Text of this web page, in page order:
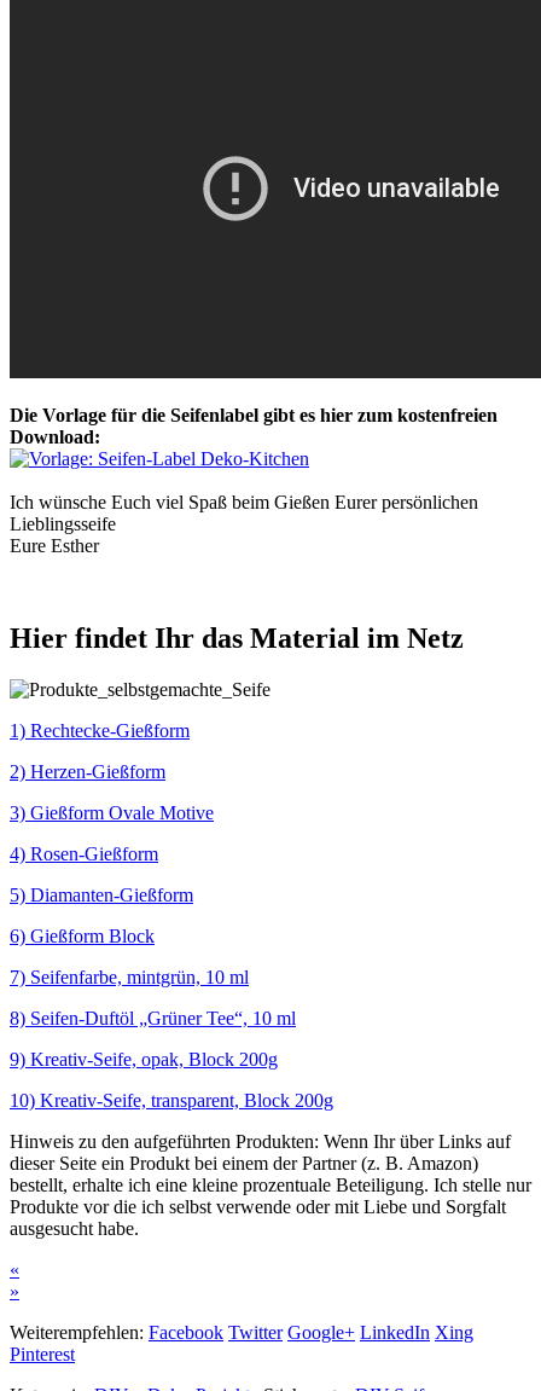
Die Vorlage für die Seifenlabel gibt es hier zum kostenfreien
Download:
Ich wünsche Euch viel Spaß beim Gießen Eurer persönlichen
Lieblingsseife
Eure Esther
Hier findet Ihr das Material im Netz
1) Rechtecke-Gießform
2) Herzen-Gießform
3) Gießform Ovale Motive
4) Rosen-Gießform
5) Diamanten-Gießform
6) Gießform Block
7) Seifenfarbe, mintgrün, 10 ml
8) Seifen-Duftöl „Grüner Tee“, 10 ml
9) Kreativ-Seife, opak, Block 200g
10) Kreativ-Seife, transparent, Block 200g
Hinweis zu den aufgeführten Produkten: Wenn Ihr über Links auf
dieser Seite ein Produkt bei einem der Partner (z. B. Amazon)
bestellt, erhalte ich eine kleine prozentuale Beteiligung. Ich stelle nur
Produkte vor die ich selbst verwende oder mit Liebe und Sorgfalt
ausgesucht habe.
«
»
Weiterempfehlen: Facebook Twitter Google+ LinkedIn Xing
Pinterest